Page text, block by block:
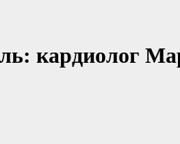
кардиолог